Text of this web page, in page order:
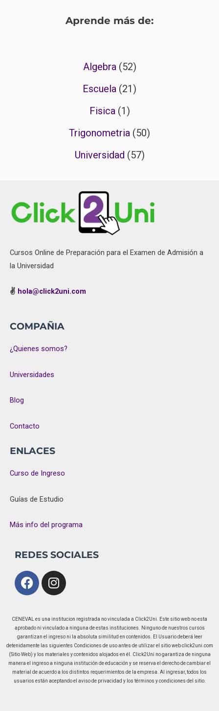
Aprende más de:
Algebra(52)
Escuela (21)
Fisica(1)
Trigonometria (50)
Universidad (57)
Cursos Online de Preparación para el Examen de Admisión a
la Universidad
✌ hola@click2uni.com
COMPAÑIA
¿Quienes somos?
Universidades
Blog
Contacto
ENLACES
Curso de Ingreso
Guías de Estudio
Más info del programa
REDES SOCIALES
FacebookInstagram
CENEVAL es una institucion registrada no vinculada a Click2Uni. Este sitio web no esta
aprobado ni vinculado a ninguna de estas instituciones. Ninguno de nuestros cursos
garantizan el ingreso ni la absoluta similitud en contenidos. El Usuario deberá leer
detenidamente las siguientes Condiciones de uso antes de utilizar el sitio web click2uni.com
(Sitio Web) y los materiales y contenidos alojados en él. Click2Uni no garantiza de ninguna
manera el ingreso a ninguna institución de educación y se reserva el derecho de cambiar el
material de acuerdo a los distintos requerimientos de la empresa. Al ingresar, todos los
usuarios están aceptando el aviso de privacidad y los términos y condiciones del sitio.